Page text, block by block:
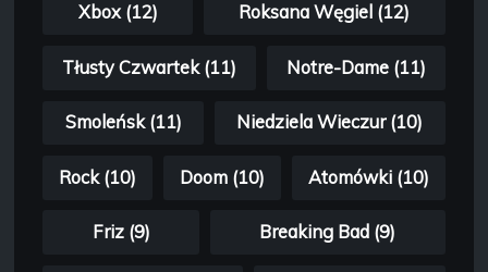
Xbox (12) Roksana Węgiel (12)
Tłusty Czwartek (11) Notre-Dame (11)
Smoleńsk (11) Niedziela Wieczur (10)
Rock (10) Doom (10) Atomówki (10)
Friz (9) Breaking Bad (9)